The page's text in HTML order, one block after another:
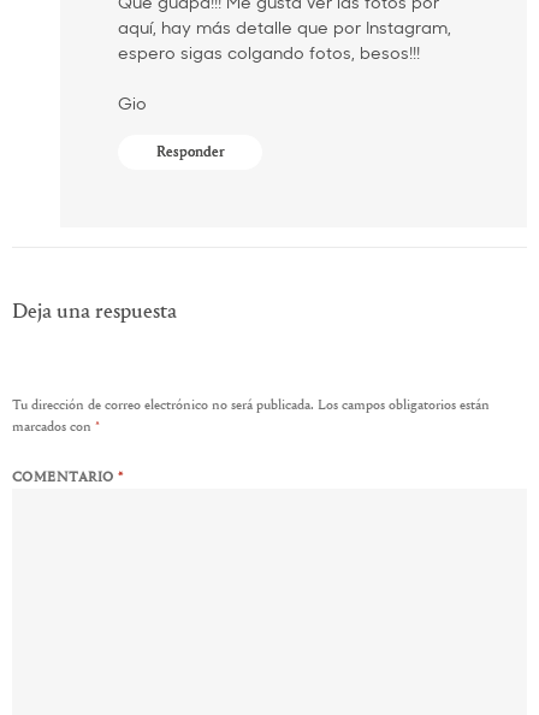
aquí, hay más detalle que por Instagram,
espero sigas colgando fotos, besos!!!
Gio
Responder
Deja una respuesta
Tu dirección de correo electrónico no será publicada. Los campos obligatorios están
marcados con *
COMENTARIO*